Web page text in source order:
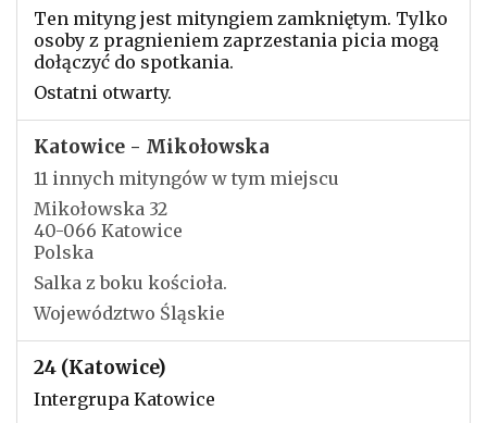
Ten mityng jest mityngiem zamkniętym. Tylko
osoby z pragnieniem zaprzestania picia mogą
dołączyć do spotkania.
Ostatni otwarty.
Katowice - Mikołowska
11 innych mityngów w tym miejscu
Mikołowska 32
40-066 Katowice
Polska
Salka z boku kościoła.
Województwo Śląskie
24 (Katowice)
Intergrupa Katowice